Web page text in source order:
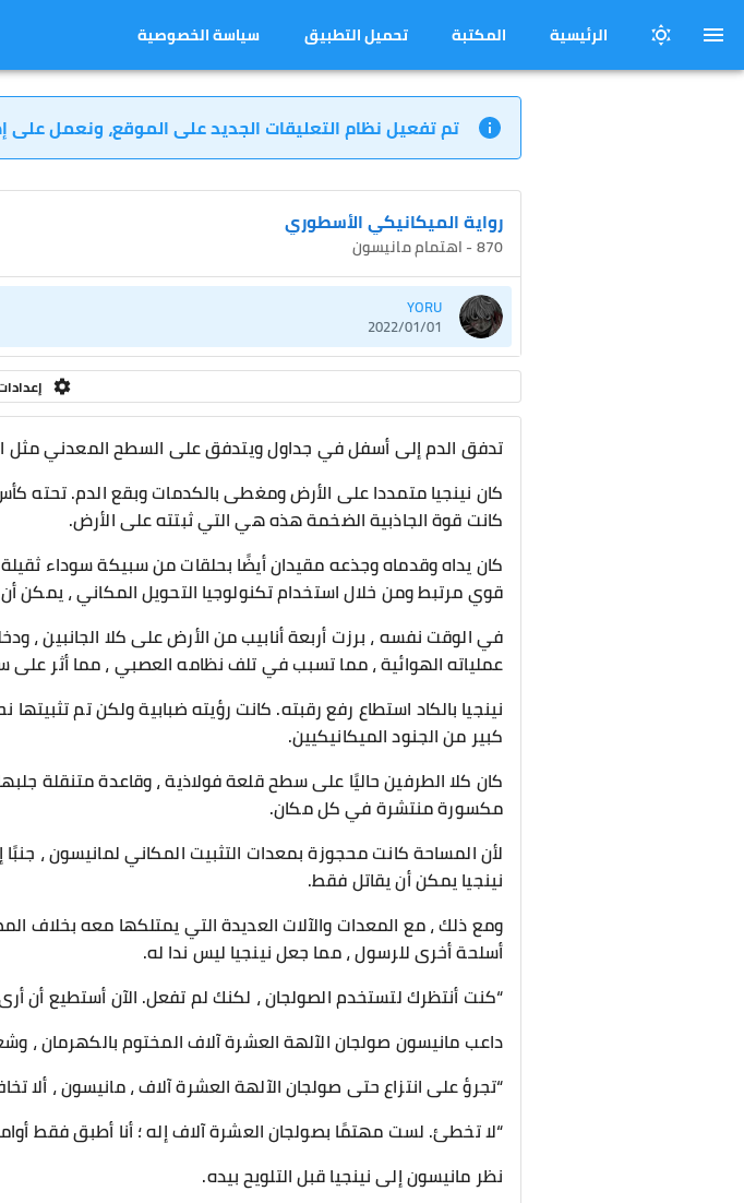
الرئيسية المكتبة تحميل التطبيق سياسة الخصوصية
تم تفعيل نظام التعليقات الجديد على الموقع، ونعمل على
رواية الميكانيكي الأسطوري
870 - اهتمام مانيسون
YORU
2022/01/01
تدفق الدم إلى أسفل في جداول ويتدفق على السطح المعدني مثل
كان نينجيا متمددا على الأرض ومغطى بالكدمات وبقع الدم.
كانت قوة الجاذبية الضخمة هذه هي التي ثبتته على الأرض.
كان يداه وقدماه وجذعه مقيدان أيضًا بحلقات من سبيكة سوداء
قوي مرتبط ومن خلال استخدام تكنولوجيا التحويل المكاني ، يمكن
في الوقت نفسه ، برزت أربعة أنابيب من الأرض على كلا الجانبين ،
عملياته الهوائية ، مما تسبب في تلف نظامه العصبي ، مما أثر على
نينجيا بالكاد استطاع رفع رقبته. كانت رؤيته ضبابية ولكن تم
كبير من الجنود الميكانيكيين.
كان كلا الطرفين حاليًا على سطح قلعة فولاذية ، وقاعدة متنقلة
مكسورة منتشرة في كل مكان.
لأن المساحة كانت محجوزة بمعدات التثبيت المكاني لمانيسون ،
نينجيا يمكن أن يقاتل فقط.
ومع ذلك ، مع المعدات والآلات العديدة التي يمتلكها معه بخلاف
أسلحة أخرى للرسول ، مما جعل نينجيا ليس ندا له.
“كنت أنتظرك لتستخدم الصولجان ، لكنك لم تفعل. الآن أستطيع أن
داعب مانيسون صولجان الآلهة العشرة آلاف المختوم بالكهرمان ،
“تجرؤ على انتزاع حتى صولجان الآلهة العشرة آلاف ، مانيسون ، ألا
“لا تخطئ. لست مهتمًا بصولجان العشرة آلاف إله ؛ أنا أطبق فقط
نظر مانيسون إلى نينجيا قبل التلويح بيده.